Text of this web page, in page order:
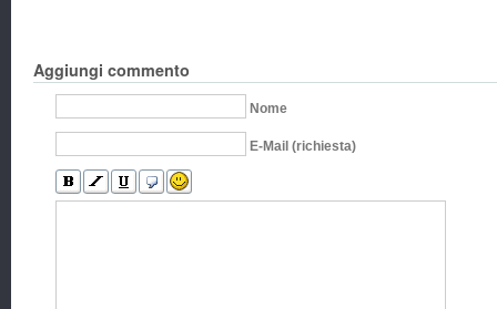
Aggiungi commento
Nome
E-Mail (richiesta)